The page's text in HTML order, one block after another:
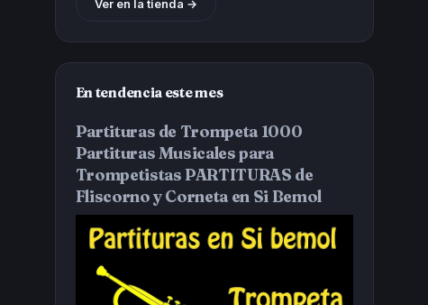
Ver en la tienda →
En tendencia este mes
Partituras de Trompeta 1000
Partituras Musicales para
Trompetistas PARTITURAS de
Fliscorno y Corneta en Si Bemol